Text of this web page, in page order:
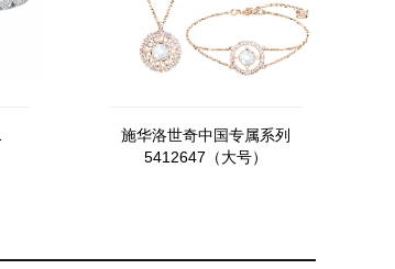
施华洛世奇中国专属系列
5412647（大号）